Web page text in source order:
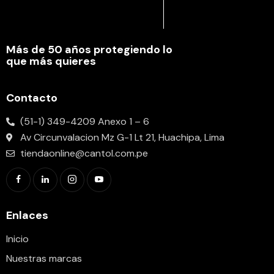
Más de 50 años protegiendo lo
que más quieres
Contacto
(51-1) 349-4209 Anexo 1 – 6
Av Circunvalacion Mz G-1 Lt 21, Huachipa, Lima
tiendaonline@cantol.com.pe
Enlaces
Inicio
Nuestras marcas